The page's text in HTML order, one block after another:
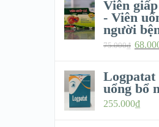
Viên
- Viên
người
75.000₫
Logpatat
uổng bổ
255.000₫